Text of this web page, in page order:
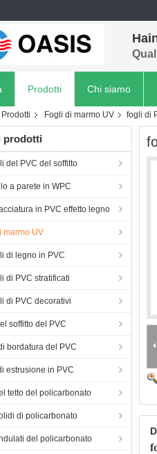
Prodotti Chi siamo
Prodotti Fogli di marmo UV fogli di
prodotti
del PVC del soffitto
a parete in WPC
in PVC effetto legno
marmo UV
di legno in PVC
di PVC stratificati
di PVC decorativi
soffitto del PVC
bordatura del PVC
estrusione in PVC
tetto del policarbonato
di policarbonato
del policarbonato